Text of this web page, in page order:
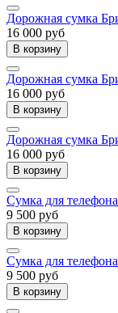
Дорожная сумка
16 000 руб
В корзину
Дорожная сумка
16 000 руб
В корзину
Дорожная сумка
16 000 руб
В корзину
Сумка для
9 500 руб
В корзину
Сумка для
9 500 руб
В корзину